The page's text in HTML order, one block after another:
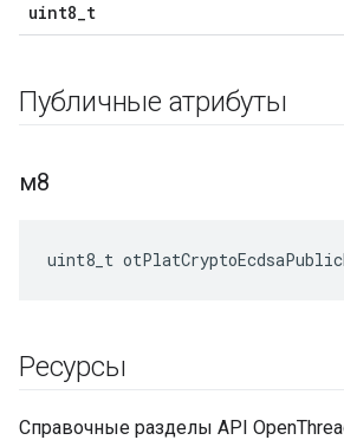
uint8_t
Публичные атрибуты
м8
uint8_t
Ресурсы
Справочные разделы API